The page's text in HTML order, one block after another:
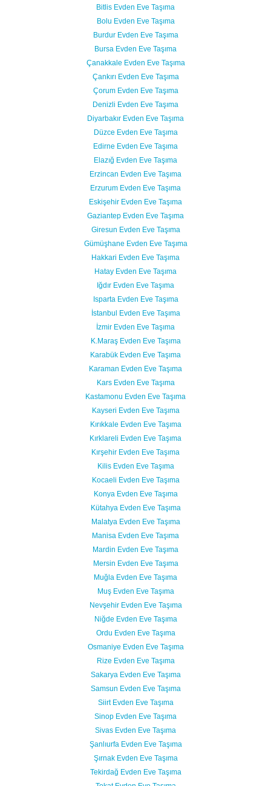
Bitlis Evden Eve Taşıma
Bolu Evden Eve Taşıma
Burdur Evden Eve Taşıma
Bursa Evden Eve Taşıma
Çanakkale Evden Eve Taşıma
Çankırı Evden Eve Taşıma
Çorum Evden Eve Taşıma
Denizli Evden Eve Taşıma
Diyarbakır Evden Eve Taşıma
Düzce Evden Eve Taşıma
Edirne Evden Eve Taşıma
Elazığ Evden Eve Taşıma
Erzincan Evden Eve Taşıma
Erzurum Evden Eve Taşıma
Eskişehir Evden Eve Taşıma
Gaziantep Evden Eve Taşıma
Giresun Evden Eve Taşıma
Gümüşhane Evden Eve Taşıma
Hakkari Evden Eve Taşıma
Hatay Evden Eve Taşıma
Iğdır Evden Eve Taşıma
Isparta Evden Eve Taşıma
İstanbul Evden Eve Taşıma
İzmir Evden Eve Taşıma
K.Maraş Evden Eve Taşıma
Karabük Evden Eve Taşıma
Karaman Evden Eve Taşıma
Kars Evden Eve Taşıma
Kastamonu Evden Eve Taşıma
Kayseri Evden Eve Taşıma
Kırıkkale Evden Eve Taşıma
Kırklareli Evden Eve Taşıma
Kırşehir Evden Eve Taşıma
Kilis Evden Eve Taşıma
Kocaeli Evden Eve Taşıma
Konya Evden Eve Taşıma
Kütahya Evden Eve Taşıma
Malatya Evden Eve Taşıma
Manisa Evden Eve Taşıma
Mardin Evden Eve Taşıma
Mersin Evden Eve Taşıma
Muğla Evden Eve Taşıma
Muş Evden Eve Taşıma
Nevşehir Evden Eve Taşıma
Niğde Evden Eve Taşıma
Ordu Evden Eve Taşıma
Osmaniye Evden Eve Taşıma
Rize Evden Eve Taşıma
Sakarya Evden Eve Taşıma
Samsun Evden Eve Taşıma
Siirt Evden Eve Taşıma
Sinop Evden Eve Taşıma
Sivas Evden Eve Taşıma
Şanlıurfa Evden Eve Taşıma
Şırnak Evden Eve Taşıma
Tekirdağ Evden Eve Taşıma